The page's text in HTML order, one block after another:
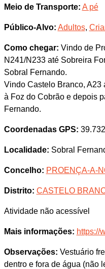
Meio de Transporte: A pé
Público-Alvo: Adultos,
Como chegar: Vindo de
N241/N233 até Sobreira
Sobral Fernando.
Vindo Castelo Branco, A23
à Foz do Cobrão e depois
Fernando.
Coordenadas GPS:
Localidade: Sobral
Concelho: PROENÇA-A-
Distrito: CASTELO
Atividade não acessível
Mais informações: https://
Observações: Vestuário
dentro e fora de água (não